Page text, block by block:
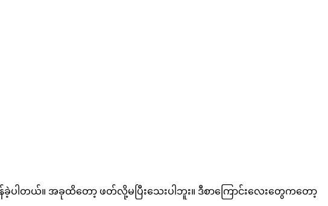
ြန်ခဲ့ပါတယ်။ အခုထိတော့ ဖတ်လို့မပြီးသေးပါဘူး။ ဒီစာကြောင်းလေးတွေကတော့